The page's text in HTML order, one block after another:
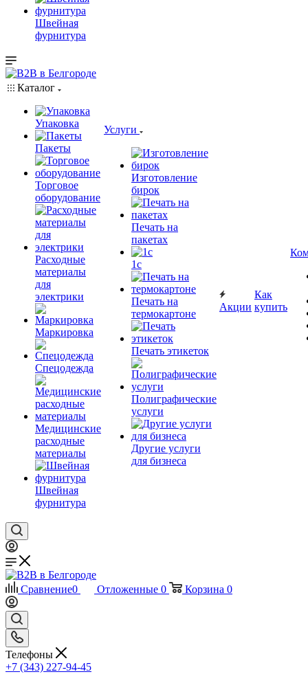
Швейная
фурнитура
Каталог
Упаковка
Пакеты
Торговое
оборудование
Расходные
материалы
для
электрики
Маркировка
Спецодежда
Медицинские
расходные
материалы
Швейная
фурнитура
Услуги
Изготовление
бирок
Печать на
пакетах
1c
Печать на
термокартоне
Печать этикеток
Полиграфические
услуги
Другие услуги
для бизнеса
Акции
Как
купить
Сравнение0 Отложенные 0 Корзина 0
Телефоны
+7 (343) 227-94-45